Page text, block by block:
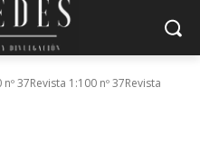
37Revista 1:100 nº 37Revista